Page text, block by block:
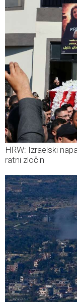
HRW: Izraelski
ratni zločin